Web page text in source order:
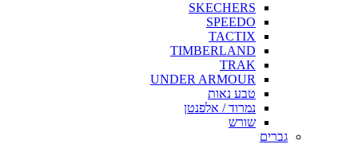
SKECHERS
SPEEDO
TACTIX
TIMBERLAND
TRAK
UNDER ARMOUR
טבע נאות
נמרוד / אלפנטן
שורש
גברים